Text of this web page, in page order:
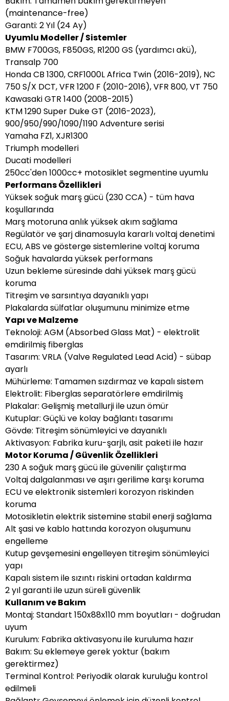
(maintenance-free)
Garanti: 2 Yıl (24 Ay)
Uyumlu Modeller / Sistemler
BMW F700GS, F850GS, R1200 GS (yardımcı akü),
Transalp 700
Honda CB 1300, CRF1000L Africa Twin (2016-2019), NC
750 S/X DCT, VFR 1200 F (2010-2016), VFR 800, VT 750
Kawasaki GTR 1400 (2008-2015)
KTM 1290 Super Duke GT (2016-2023),
900/950/990/1090/1190 Adventure serisi
Yamaha FZ1, XJR1300
Triumph modelleri
Ducati modelleri
250cc'den 1000cc+ motosiklet segmentine uyumlu
Performans Özellikleri
Yüksek soğuk marş gücü (230 CCA) - tüm hava
koşullarında
Marş motoruna anlık yüksek akım sağlama
Regülatör ve şarj dinamosuyla kararlı voltaj denetimi
ECU, ABS ve gösterge sistemlerine voltaj koruma
Soğuk havalarda yüksek performans
Uzun bekleme süresinde dahi yüksek marş gücü
koruma
Titreşim ve sarsıntıya dayanıklı yapı
Plakalarda sülfatlar oluşumunu minimize etme
Yapı ve Malzeme
Teknoloji: AGM (Absorbed Glass Mat) - elektrolit
emdirilmiş fiberglas
Tasarım: VRLA (Valve Regulated Lead Acid) - sübap
ayarlı
Mühürleme: Tamamen sızdırmaz ve kapalı sistem
Elektrolit: Fiberglas separatörlere emdirilmiş
Plakalar: Gelişmiş metallurji ile uzun ömür
Kutuplar: Güçlü ve kolay bağlantı tasarımı
Gövde: Titreşim sönümleyici ve dayanıklı
Aktivasyon: Fabrika kuru-şarjlı, asit paketi ile hazır
Motor Koruma / Güvenlik Özellikleri
230 A soğuk marş gücü ile güvenilir çalıştırma
Voltaj dalgalanması ve aşırı gerilime karşı koruma
ECU ve elektronik sistemleri korozyon riskinden
koruma
Motosikletin elektrik sistemine stabil enerji sağlama
Alt şasi ve kablo hattında korozyon oluşumunu
engelleme
Kutup gevşemesini engelleyen titreşim sönümleyici
yapı
Kapalı sistem ile sızıntı riskini ortadan kaldırma
2 yıl garanti ile uzun süreli güvenlik
Kullanım ve Bakım
Montaj: Standart 150x88x110 mm boyutları - doğrudan
uyum
Kurulum: Fabrika aktivasyonu ile kuruluma hazır
Bakım: Su eklemeye gerek yoktur (bakım
gerektirmez)
Terminal Kontrol: Periyodik olarak kuruluğu kontrol
edilmeli